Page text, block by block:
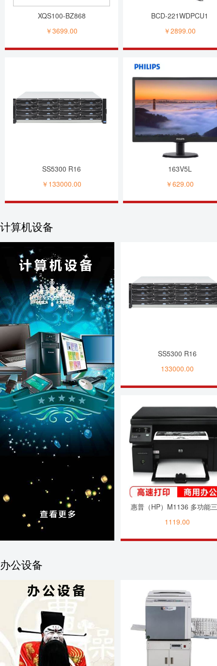
XQS100-BZ868
￥3699.00
BCD-221WDPCU1
￥2899.00
SS5300 R16
￥133000.00
163V5L
￥629.00
计算机设备
SS5300 R16
133000.00
惠普（HP）M1136 多功能
一黑白激光一体机 （打印
136a/136w/136nw
1119.00
办公设备